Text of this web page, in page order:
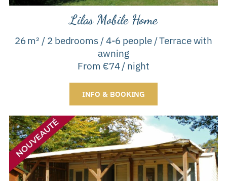
Lilas Mobile Home
26 m² / 2 bedrooms / 4-6 people / Terrace with
awning
From €74 / night
INFO & BOOKING